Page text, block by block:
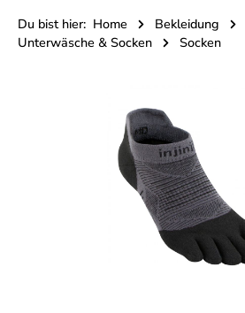
Du bist hier: Home Bekleidung
Unterwäsche & Socken
Socken